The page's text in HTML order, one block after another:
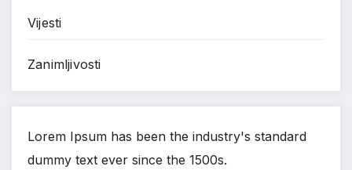
Vijesti
Zanimljivosti
Lorem Ipsum has been the industry's standard
dummy text ever since the 1500s.